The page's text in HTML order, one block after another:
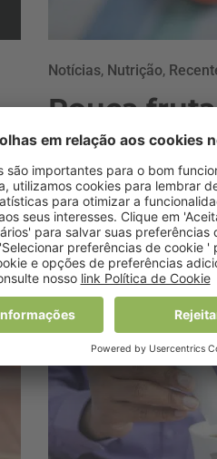
Notícias, Nutrição,
Pouca
aromas e
relevância
20 Março, 2024 11:26